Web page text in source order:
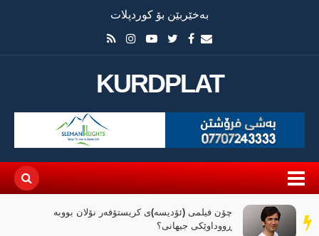
بەخێربێن بۆ کوردپلات
KURDPLAT
سەر
دێڕ
چۆن فیلمی (ئۆدیسە)ی کریستۆفەر نۆلان بووبە
ڕووداوێکی جیهانی؟